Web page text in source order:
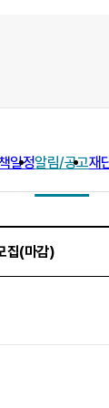
일정알림/공고재
집(마감)